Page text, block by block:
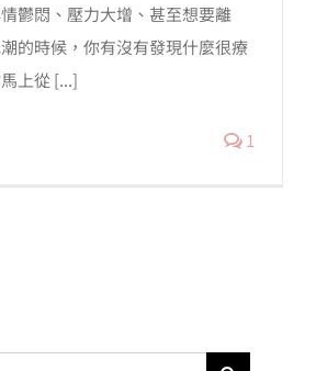
鬱悶、壓力大增、甚至想要離
的時候，你有沒有發現什麼很療
上從 [...]
1